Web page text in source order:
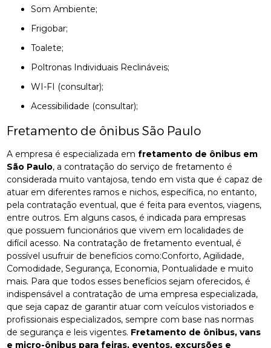
Som Ambiente;
Frigobar;
Toalete;
Poltronas Individuais Reclináveis;
WI-FI (consultar);
Acessibilidade (consultar);
Fretamento de ônibus São Paulo
A empresa é especializada emfretamento de ônibus em
São Paulo, a contratação do serviço de fretamento é
considerada muito vantajosa, tendo em vista que é capaz de
atuar em diferentes ramos e nichos, específica, no entanto,
pela contratação eventual, que é feita para eventos, viagens,
entre outros. Em alguns casos, é indicada para empresas
que possuem funcionários que vivem em localidades de
difícil acesso. Na contratação de fretamento eventual, é
possível usufruir de benefícios como:Conforto, Agilidade,
Comodidade, Segurança, Economia, Pontualidade e muito
mais. Para que todos esses benefícios sejam oferecidos, é
indispensável a contratação de uma empresa especializada,
que seja capaz de garantir atuar com veículos vistoriados e
profissionais especializados, sempre com base nas normas
de segurança e leis vigentes. Fretamento de ônibus, vans
e micro-ônibus para feiras, eventos, excursões e